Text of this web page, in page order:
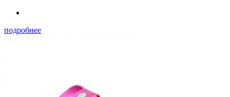
подробнее